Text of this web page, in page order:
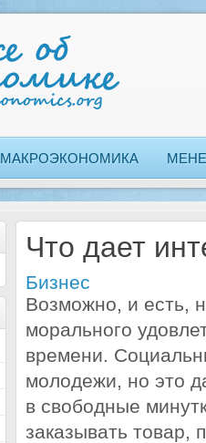
МАКРОЭКОНОМИКА
Что дает
Бизнес
Возможно, и есть,
морального
времени.
молодежи, но это
в свободные
заказывать товар,